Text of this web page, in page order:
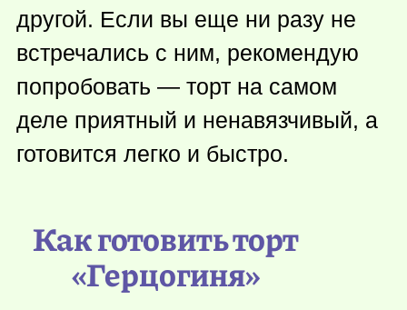
другой. Если вы еще ни разу не
встречались с ним, рекомендую
попробовать — торт на самом
деле приятный и ненавязчивый, а
готовится легко и быстро.
Как готовить торт
«Герцогиня»